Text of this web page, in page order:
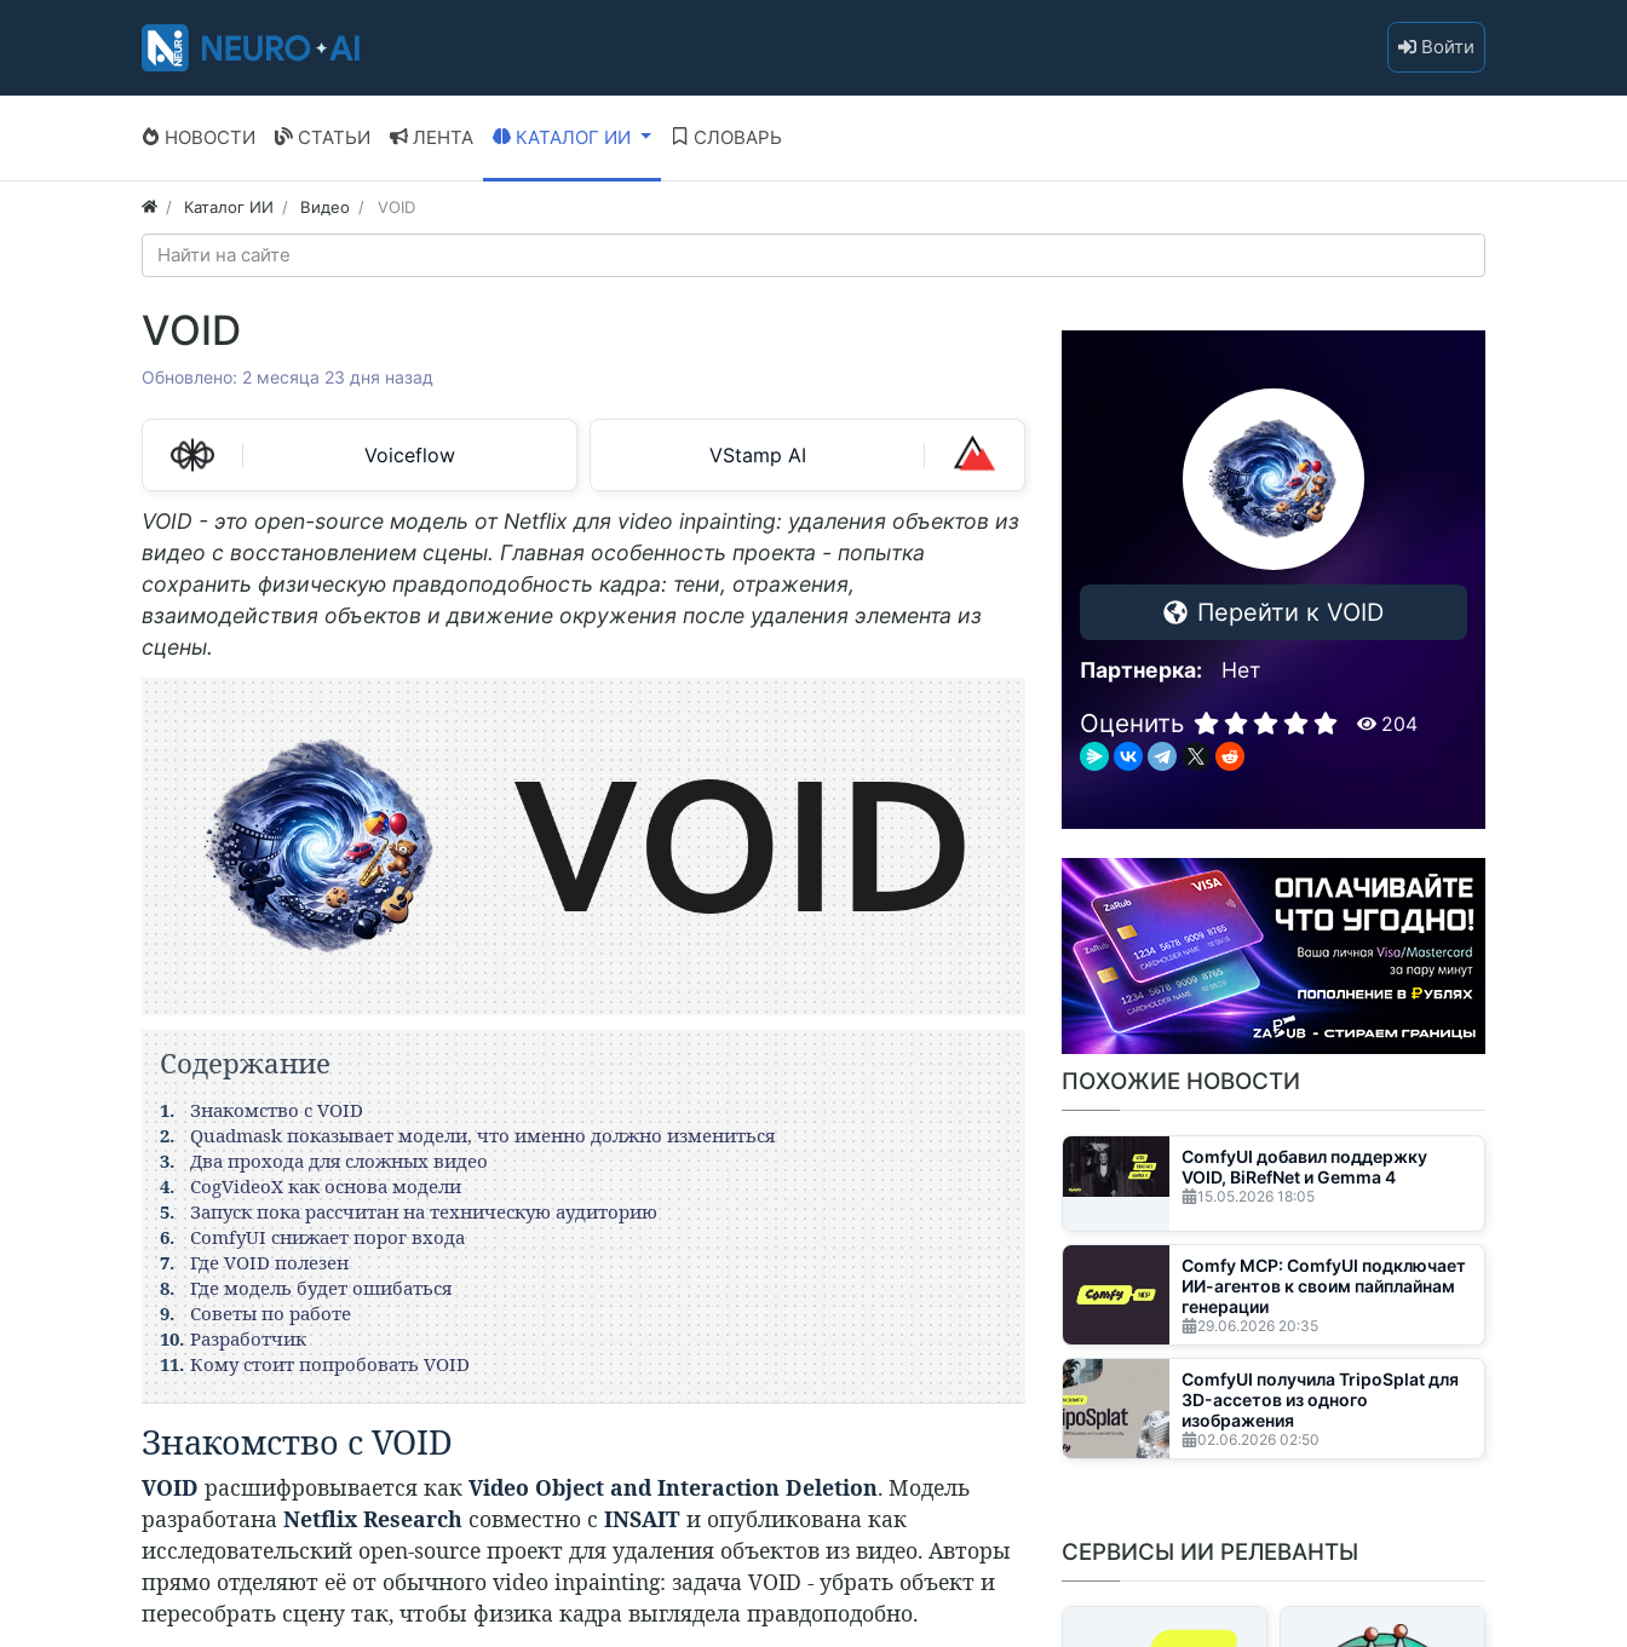
Войти
НОВОСТИ СТАТЬИ ЛЕНТА КАТАЛОГ ИИ СЛОВАРЬ
Каталог ИИ Видео VOID
VOID
Обновлено: 2 месяца 23 дня назад
Voiceflow VStamp AI
VOID - это open-source модель от Netflix для video inpainting: удаления объектов из
видео с восстановлением сцены. Главная особенность проекта - попытка
сохранить физическую правдоподобность кадра: тени, отражения,
взаимодействия объектов и движение окружения после удаления элемента из
сцены.
Содержание
Знакомство с VOID
Quadmask показывает модели, что именно должно измениться
Два прохода для сложных видео
CogVideoX как основа модели
Запуск пока рассчитан на техническую аудиторию
ComfyUI снижает порог входа
Где VOID полезен
Где модель будет ошибаться
Советы по работе
Разработчик
Кому стоит попробовать VOID
Знакомство с VOID
VOID расшифровывается как Video Object and Interaction Deletion. Модель
разработана Netflix Research совместно с INSAIT и опубликована как
исследовательский open-source проект для удаления объектов из видео. Авторы
прямо отделяют её от обычного video inpainting: задача VOID - убрать объект и
пересобрать сцену так, чтобы физика кадра выглядела правдоподобно.
Перейти к VOID
Партнерка: Нет
Оценить 204
ПОХОЖИЕ НОВОСТИ
ComfyUI добавил поддержку
VOID, BiRefNet и Gemma 4
15.05.2026 18:05
Comfy MCP: ComfyUI подключает
ИИ-агентов к своим пайплайнам
генерации
29.06.2026 20:35
ComfyUI получила TripoSplat для
3D-ассетов из одного
изображения
02.06.2026 02:50
СЕРВИСЫ ИИ РЕЛЕВАНТЫ